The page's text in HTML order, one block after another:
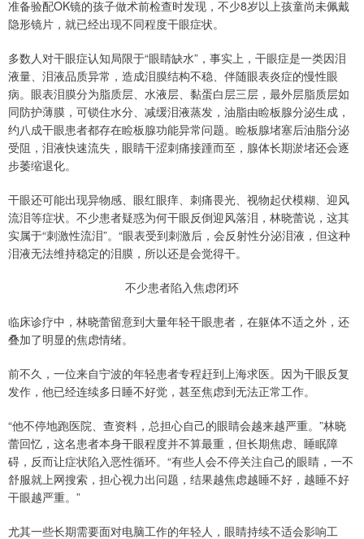
准备验配OK镜的孩子做术前检查时发现，不少8岁以上孩童尚未佩戴
隐形镜片，就已经出现不同程度干眼症状。
多数人对干眼症认知局限于“眼睛缺水”，事实上，干眼症是一类因泪
液量、泪液品质异常，造成泪膜结构不稳、伴随眼表炎症的慢性眼
病。眼表泪膜分为脂质层、水液层、黏蛋白层三层，最外层脂质层如
同防护薄膜，可锁住水分、减缓泪液蒸发，油脂由睑板腺分泌生成，
约八成干眼患者都存在睑板腺功能异常问题。睑板腺堵塞后油脂分泌
受阻，泪液快速流失，眼睛干涩刺痛接踵而至，腺体长期淤堵还会逐
步萎缩退化。
干眼还可能出现异物感、眼红眼痒、刺痛畏光、视物起伏模糊、迎风
流泪等症状。不少患者疑惑为何干眼反倒迎风落泪，林晓蕾说，这其
实属于“刺激性流泪”。“眼表受到刺激后，会反射性分泌泪液，但这种
泪液无法维持稳定的泪膜，所以还是会觉得干。
不少患者陷入焦虑闭环
临床诊疗中，林晓蕾留意到大量年轻干眼患者，在躯体不适之外，还
叠加了明显的焦虑情绪。
前不久，一位来自宁波的年轻患者专程赶到上海求医。因为干眼反复
发作，他已经连续多日睡不好觉，甚至焦虑到无法正常工作。
“他不停地跑医院、查资料，总担心自己的眼睛会越来越严重。”林晓
蕾回忆，这名患者本身干眼程度并不算最重，但长期焦虑、睡眠障
碍，反而让症状陷入恶性循环。“有些人会不停关注自己的眼睛，一不
舒服就上网搜索，担心视力出问题，结果越焦虑越睡不好，越睡不好
干眼越严重。”
尤其一些长期需要面对电脑工作的年轻人，眼睛持续不适会影响工